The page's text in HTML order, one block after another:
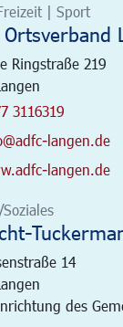
| Sport
Ortsverband
Ringstraße 219
3116319
langen.de
langen.de
14
des